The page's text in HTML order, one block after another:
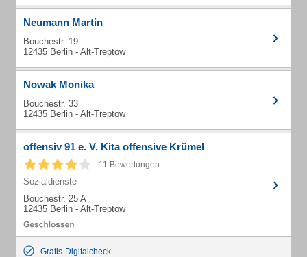
Neumann Martin
Bouchestr. 19
12435 Berlin - Alt-Treptow
Nowak Monika
Bouchestr. 33
12435 Berlin - Alt-Treptow
offensiv 91 e. V. Kita offensive Krümel
11 Bewertungen
Sozialdienste
Bouchestr. 25 A
12435 Berlin - Alt-Treptow
Gratis-Digitalcheck